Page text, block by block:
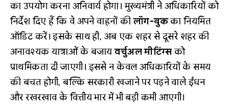
का उपयोग करना अनिवार्य होगा। मुख्यमंत्री ने अधिकारियों को
निर्देश दिए हैं कि वे अपने वाहनों कीलॉग-बुकका नियमित
ऑडिट करें। इसके साथ ही, अब एक शहर से दूसरे शहर की
अनावश्यक यात्राओं के बजायवर्चुअल मीटिंग्सको
प्राथमिकता दी जाएगी। इससे न केवल अधिकारियों के समय
की बचत होगी, बल्कि सरकारी खजाने पर पड़ने वाले ईंधन
और रखरखाव के वित्तीय भार में भी बड़ी कमी आएगी।